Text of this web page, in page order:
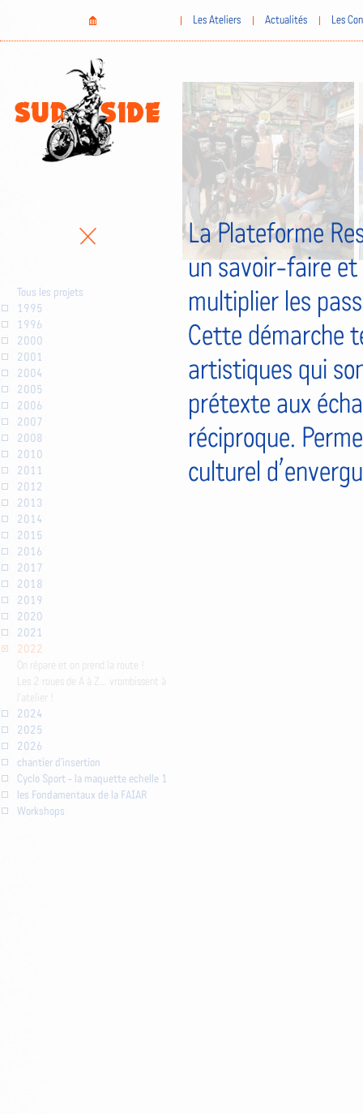
contenu
Home
Les Ateliers Actualités Les
La Plateforme
un savoir-faire et
multiplier les
Cette démarche
artistiques qui
prétexte aux
réciproque.
culturel
Tous les projets
1995
1996
2000
2001
2004
2005
2006
2007
2008
2010
2011
2012
2013
2014
2015
2016
2017
2018
2019
2020
2021
2022
On répare et on prend la route !
Les 2 roues de A à Z... vrombissent à
l'atelier !
2024
2025
2026
chantier d'insertion
Cyclo Sport - la maquette echelle 1
les Fondamentaux de la FAIAR
Workshops